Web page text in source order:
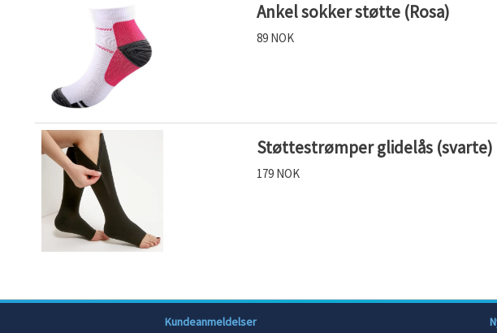
Ankel sokker støtte (Rosa)
89 NOK
Støttestrømper glidelås (svarte)
179 NOK
Kundeanmeldelser